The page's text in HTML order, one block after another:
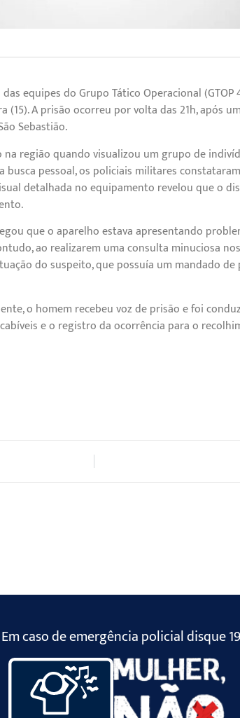
equipes do Grupo Tático Operacional
(15). A prisão ocorreu por volta das 21h, após
Sebastião.
região quando visualizou um grupo de
pessoal, os policiais militares
detalhada no equipamento revelou que o
que o aparelho estava apresentando
ao realizarem uma consulta minuciosa
do suspeito, que possuía um mandado
o homem recebeu voz de prisão e foi
e o registro da ocorrência para o
Em caso de emergência policial disque